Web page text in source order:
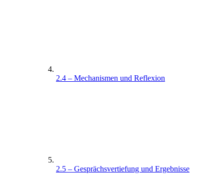
2.4 – Mechanismen und Reflexion
2.5 – Gesprächsvertiefung und Ergebnisse